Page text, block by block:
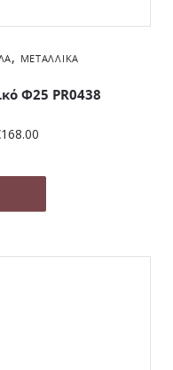
, ΜΕΤΑΛΛΙΚΆ
Φ25 PR0438
168.00